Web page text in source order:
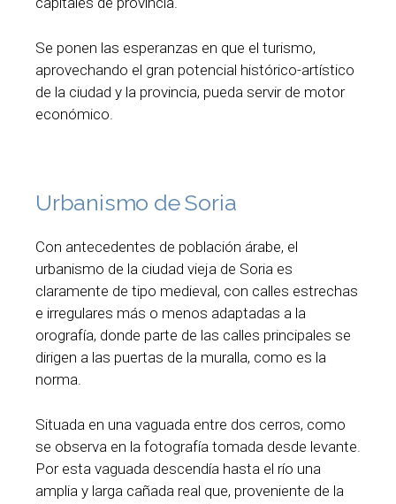
Se ponen las esperanzas en que el turismo,
aprovechando el gran potencial histórico-artístico
de la ciudad y la provincia, pueda servir de motor
económico.
Urbanismo de Soria
Con antecedentes de población árabe, el
urbanismo de la ciudad vieja de Soria es
claramente de tipo medieval, con calles estrechas
e irregulares más o menos adaptadas a la
orografía, donde parte de las calles principales se
dirigen a las puertas de la muralla, como es la
norma.
Situada en una vaguada entre dos cerros, como
se observa en la fotografía tomada desde levante.
Por esta vaguada descendía hasta el río una
amplia y larga cañada real que, proveniente de la